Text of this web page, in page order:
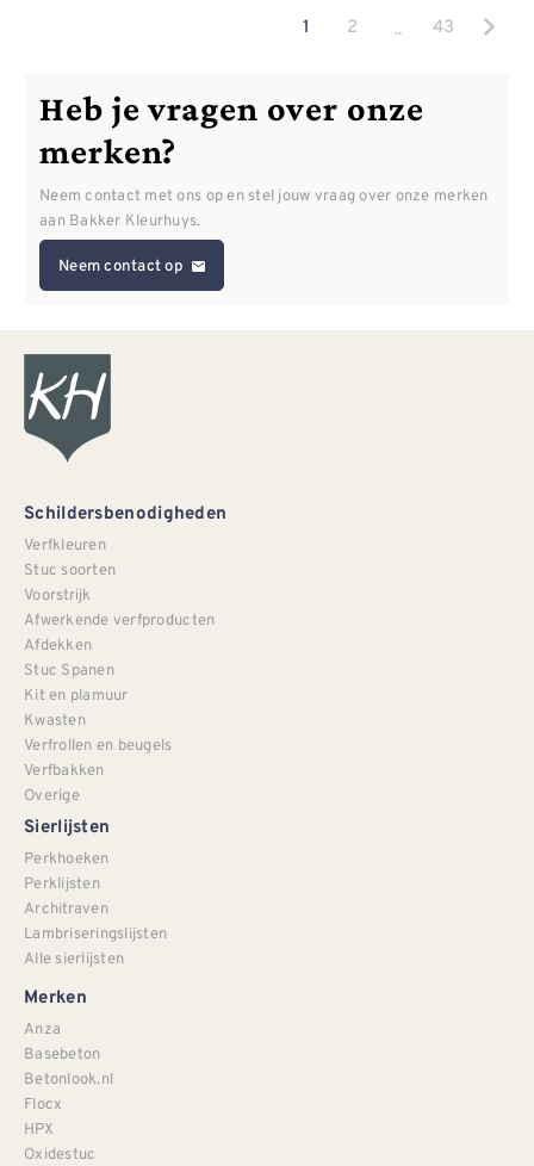
1 2 .. 43
Heb je vragen over onze
merken?
Neem contact met ons op en stel jouw vraag over onze merken
aan Bakker Kleurhuys.
Neem contact op
Schildersbenodigheden
Verfkleuren
Stuc soorten
Voorstrijk
Afwerkende verfproducten
Afdekken
Stuc Spanen
Kit en plamuur
Kwasten
Verfrollen en beugels
Verfbakken
Overige
Sierlijsten
Perkhoeken
Perklijsten
Architraven
Lambriseringslijsten
Alle sierlijsten
Merken
Anza
Basebeton
Betonlook.nl
Flocx
HPX
Oxidestuc